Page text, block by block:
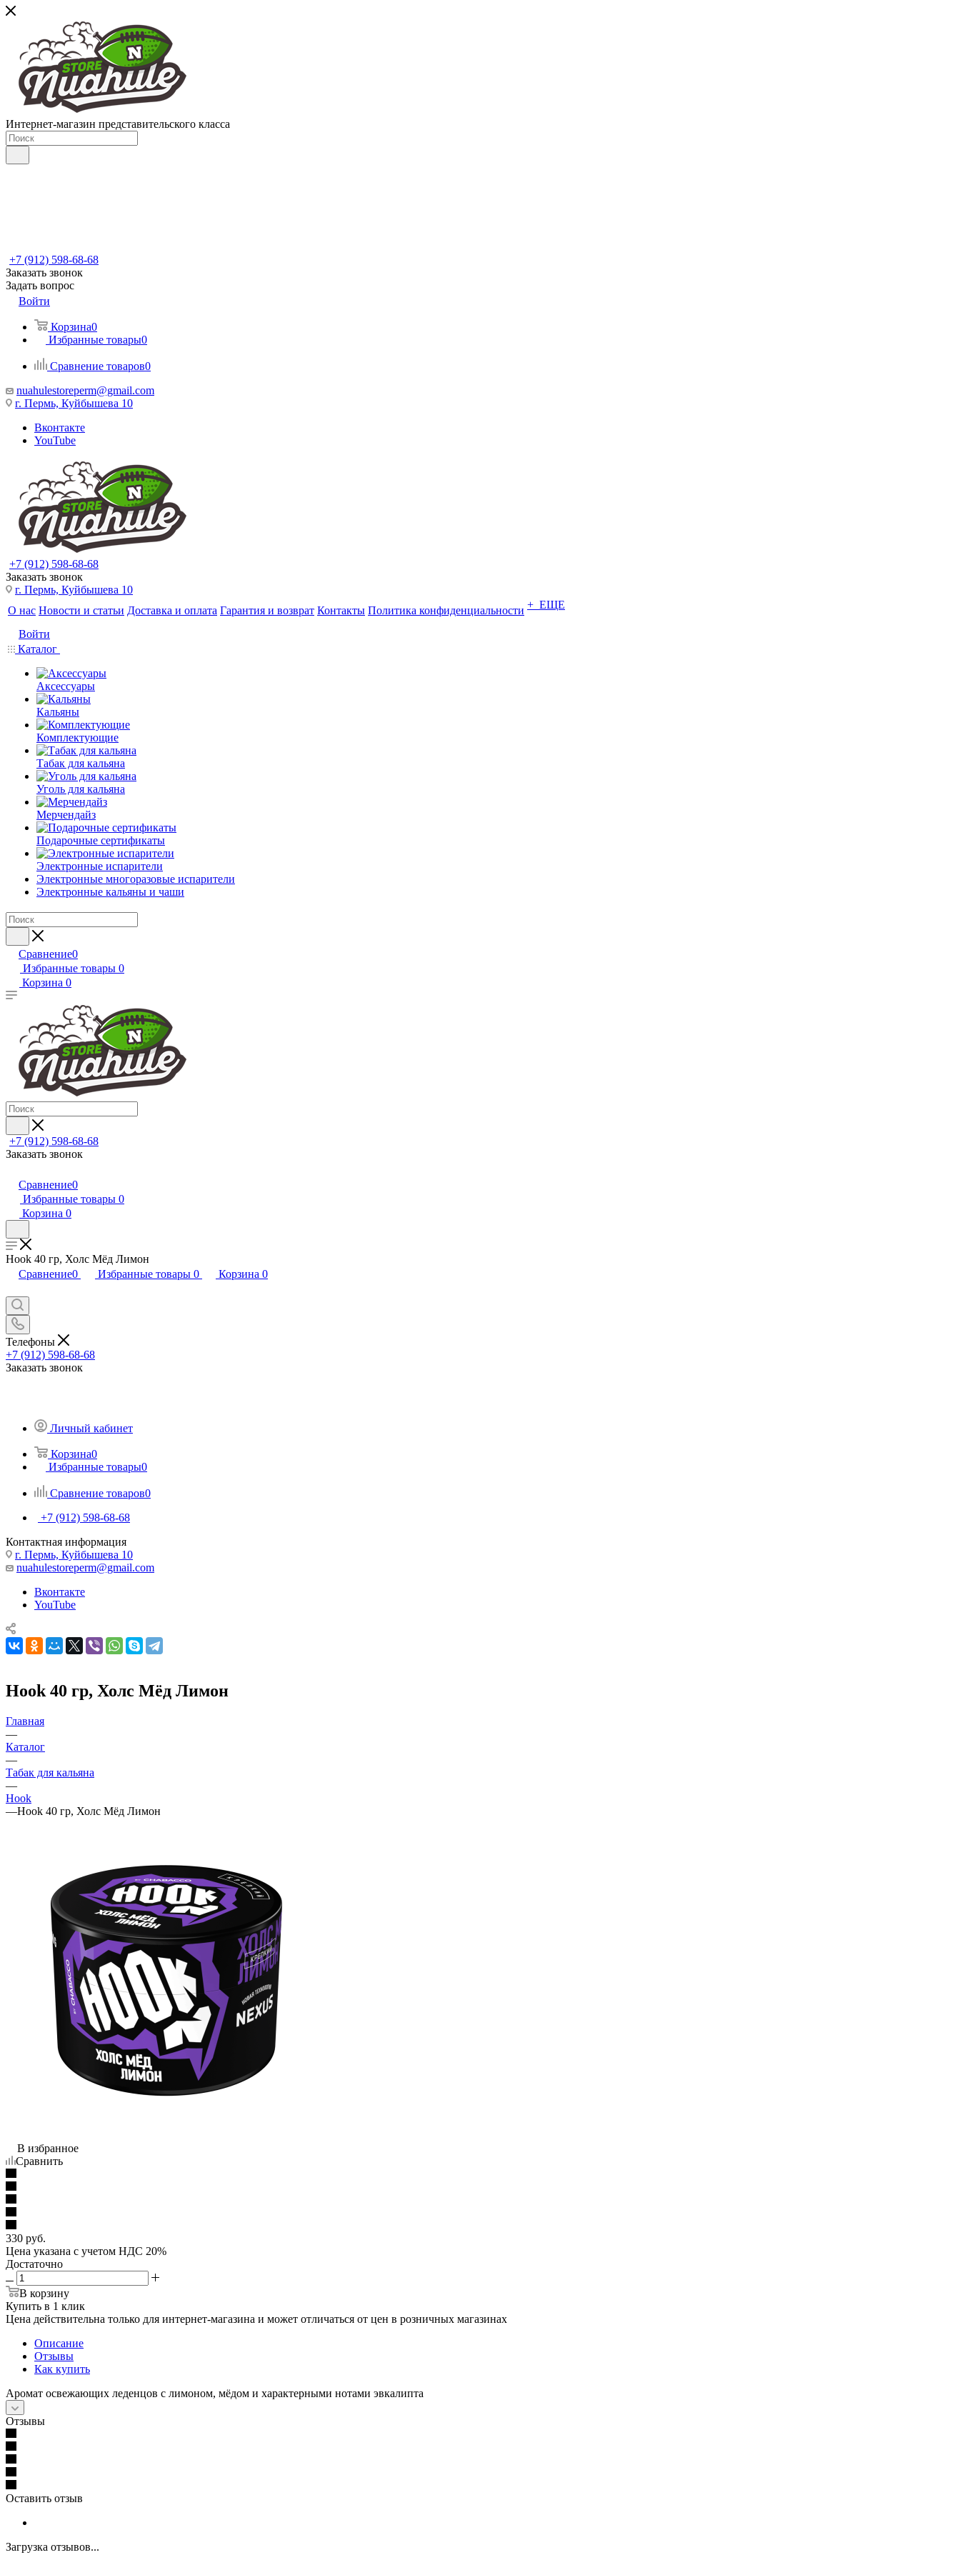
Интернет-магазин представительского класса
+7 (912) 598-68-68
Заказать звонок
Задать вопрос
Войти
Корзина0
Избранные товары0
Сравнение товаров0
nuahulestoreperm@gmail.com
г. Пермь, Куйбышева 10
Вконтакте
YouTube
+7 (912) 598-68-68
Заказать звонок
г. Пермь, Куйбышева 10
О нас Новости и статьи Доставка и оплата Гарантия и возврат Контакты Политика конфиденциальности + ЕЩЕ
Войти
Каталог
Аксессуары
Кальяны
Комплектующие
Табак для кальяна
Уголь для кальяна
Мерчендайз
Подарочные сертификаты
Электронные испарители
Электронные многоразовые испарители
Электронные кальяны и чаши
Сравнение0
Избранные товары 0
Корзина 0
+7 (912) 598-68-68
Заказать звонок
Сравнение0
Избранные товары 0
Корзина 0
Hook 40 гр, Холс Мёд Лимон
Сравнение0 Избранные товары 0 Корзина 0
Телефоны
+7 (912) 598-68-68
Заказать звонок
Личный кабинет
Корзина0
Избранные товары0
Сравнение товаров0
+7 (912) 598-68-68
Контактная информация
г. Пермь, Куйбышева 10
nuahulestoreperm@gmail.com
Вконтакте
YouTube
Hook 40 гр, Холс Мёд Лимон
Главная
—
Каталог
—
Табак для кальяна
—
Hook
—Hook 40 гр, Холс Мёд Лимон
В избранное
Сравнить
330 руб.
Цена указана с учетом НДС 20%
Достаточно
В корзину
Купить в 1 клик
Цена действительна только для интернет-магазина и может отличаться от цен в розничных магазинах
Описание
Отзывы
Как купить
Аромат освежающих леденцов с лимоном, мёдом и характерными нотами эвкалипта
Отзывы
Оставить отзыв
Загрузка отзывов...